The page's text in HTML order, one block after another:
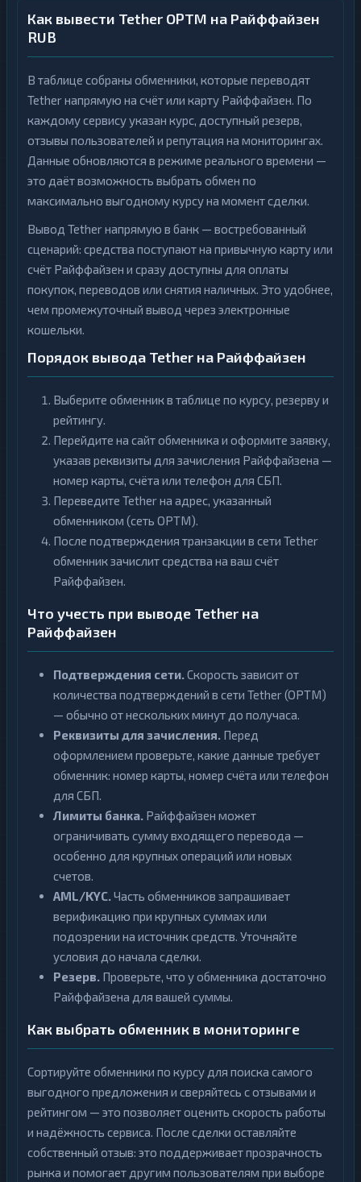
Как вывести Tether OPTM на Райффайзен
RUB
В таблице собраны обменники, которые переводят
Tether напрямую на счёт или карту Райффайзен. По
каждому сервису указан курс, доступный резерв,
отзывы пользователей и репутация на мониторингах.
Данные обновляются в режиме реального времени —
это даёт возможность выбрать обмен по
максимально выгодному курсу на момент сделки.
Вывод Tether напрямую в банк — востребованный
сценарий: средства поступают на привычную карту или
счёт Райффайзен и сразу доступны для оплаты
покупок, переводов или снятия наличных. Это удобнее,
чем промежуточный вывод через электронные
кошельки.
Порядок вывода Tether на Райффайзен
Выберите обменник в таблице по курсу, резерву и
рейтингу.
Перейдите на сайт обменника и оформите заявку,
указав реквизиты для зачисления Райффайзена —
номер карты, счёта или телефон для СБП.
Переведите Tether на адрес, указанный
обменником (сеть OPTM).
После подтверждения транзакции в сети Tether
обменник зачислит средства на ваш счёт
Райффайзен.
Что учесть при выводе Tether на
Райффайзен
Подтверждения сети.Скорость зависит от
количества подтверждений в сети Tether (OPTM)
— обычно от нескольких минут до получаса.
Реквизиты для зачисления. Перед
оформлением проверьте, какие данные требует
обменник: номер карты, номер счёта или телефон
для СБП.
Лимиты банка. Райффайзен может
ограничивать сумму входящего перевода —
особенно для крупных операций или новых
счетов.
AML/KYC.Часть обменников запрашивает
верификацию при крупных суммах или
подозрении на источник средств. Уточняйте
условия до начала сделки.
Резерв. Проверьте, что у обменника достаточно
Райффайзена для вашей суммы.
Как выбрать обменник в мониторинге
Сортируйте обменники по курсу для поиска самого
выгодного предложения и сверяйтесь с отзывами и
рейтингом — это позволяет оценить скорость работы
и надёжность сервиса. После сделки оставляйте
собственный отзыв: это поддерживает прозрачность
рынка и помогает другим пользователям при выборе